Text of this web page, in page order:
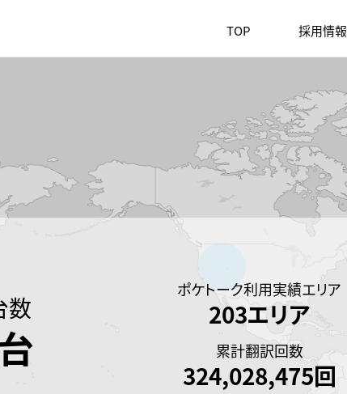
TOP 採用情報
数
ポケトーク利用実績エリア
203エリア
累計翻訳回数
324,028,475回